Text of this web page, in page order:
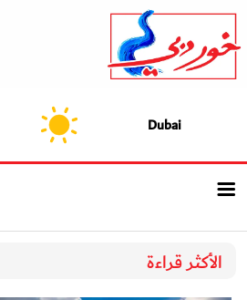
Dubai
الرئيسيــة
الأكثر قراءة